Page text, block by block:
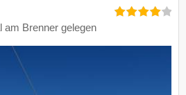
am Brenner gelegen